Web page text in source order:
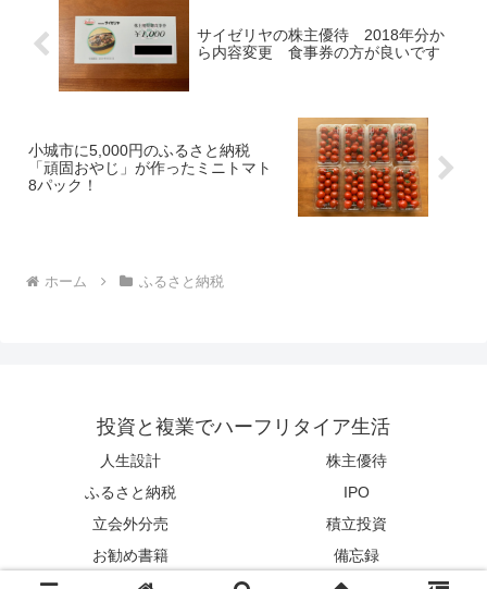
サイゼリヤの株主優待 2018年分か
ら内容変更 食事券の方が良いです
小城市に5,000円のふるさと納税
「頑固おやじ」が作ったミニトマト
8パック！
ホーム ふるさと納税
投資と複業でハーフリタイア生活
人生設計
株主優待
ふるさと納税
IPO
立会外分売
積立投資
お勧め書籍
備忘録